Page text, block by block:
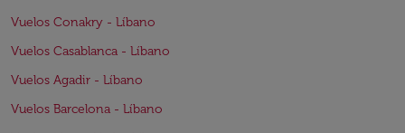
Vuelos Conakry - Líbano
Vuelos Casablanca - Líbano
Vuelos Agadir - Líbano
Vuelos Barcelona - Líbano